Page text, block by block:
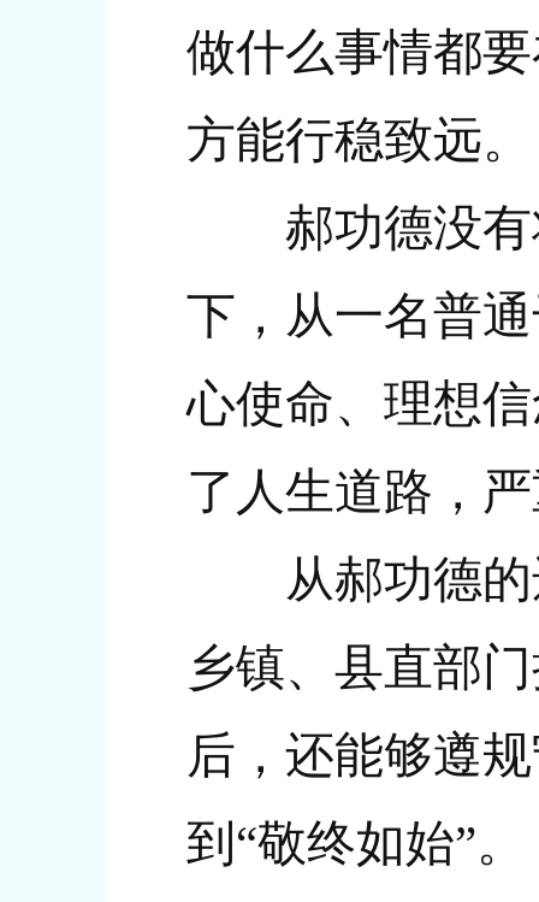
做什么事情都
方能行稳致远。
郝功德没有
下，从一名普
心使命、理想
了人生道路，
从郝功德的
乡镇、县直部
后，还能够遵
到“敬终如始”。